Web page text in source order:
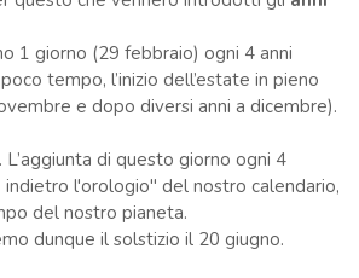
1 giorno (29 febbraio) ogni 4 anni
tempo, l’inizio dell’estate in pieno
e dopo diversi anni a dicembre).
di questo giorno ogni 4
l'orologio" del nostro calendario,
del nostro pianeta.
dunque il solstizio il 20 giugno.